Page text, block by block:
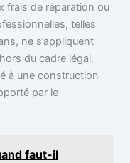
frais de réparation ou
telles
ne s’appliquent
du cadre légal.
à une construction
par le
faut-il